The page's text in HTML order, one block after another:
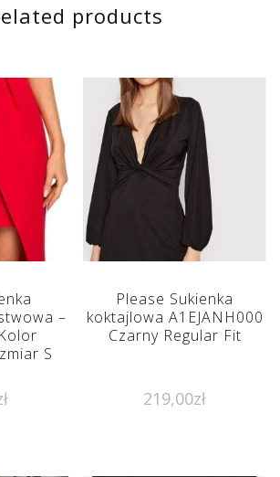
products
–
S
Please Sukienka
koktajlowa A1EJANH000
Czarny Regular Fit
219,00zł